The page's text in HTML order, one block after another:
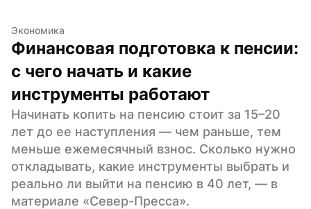
Экономика
Финансовая подготовка к пенсии:
с чего начать и какие
инструменты работают
Начинать копить на пенсию стоит за 15–20
лет до ее наступления — чем раньше, тем
меньше ежемесячный взнос. Сколько нужно
откладывать, какие инструменты выбрать и
реально ли выйти на пенсию в 40 лет, — в
материале «Север-Пресса».